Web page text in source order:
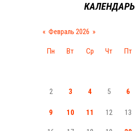
КАЛЕНДАРЬ
« Февраль 2026 »
Пн Вт Ср Чт Пт
2 3 4 5 6
9 10 11 12 13